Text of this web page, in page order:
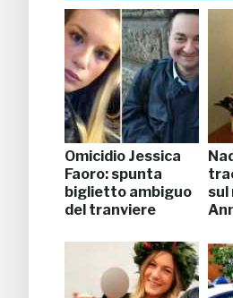
Omicidio Jessica
Faoro: spunta
biglietto ambiguo
del tranviere
sul